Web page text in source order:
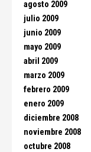
agosto 2009
julio 2009
junio 2009
mayo 2009
abril 2009
marzo 2009
febrero 2009
enero 2009
diciembre 2008
noviembre 2008
octubre 2008